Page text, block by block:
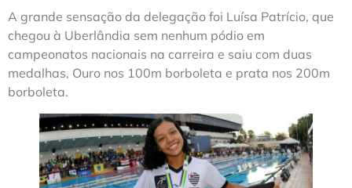
A grande sensação da delegação foi Luísa Patrício, que
chegou à Uberlândia sem nenhum pódio em
campeonatos nacionais na carreira e saiu com duas
medalhas, Ouro nos 100m borboleta e prata nos 200m
borboleta.